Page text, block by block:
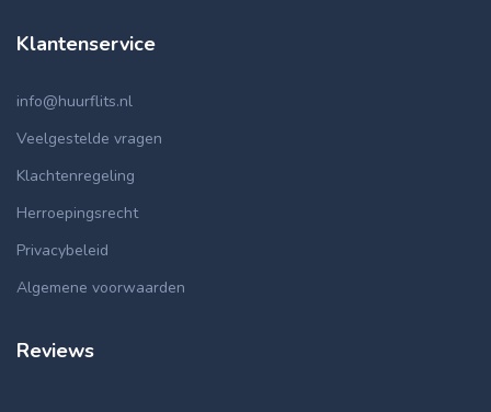
Klantenservice
info@huurflits.nl
Veelgestelde vragen
Klachtenregeling
Herroepingsrecht
Privacybeleid
Algemene voorwaarden
Reviews